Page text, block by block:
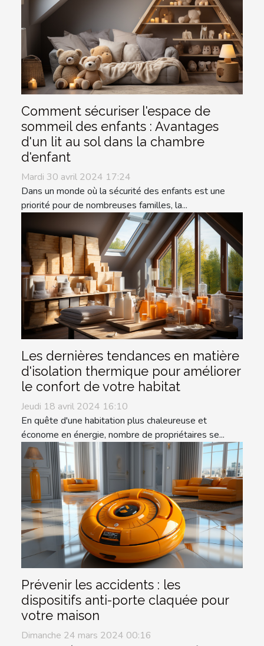
Comment sécuriser l'espace de
sommeil des enfants : Avantages
d'un lit au sol dans la chambre
d'enfant
Mardi 30 avril 2024 17:24
Dans un monde où la sécurité des enfants est une
priorité pour de nombreuses familles, la...
Les dernières tendances en matière
d'isolation thermique pour améliorer
le confort de votre habitat
Jeudi 18 avril 2024 16:10
En quête d'une habitation plus chaleureuse et
économe en énergie, nombre de propriétaires se...
Prévenir les accidents : les
dispositifs anti-porte claquée pour
votre maison
Dimanche 24 mars 2024 00:16